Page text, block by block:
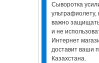
Сыворотка
важно защищать
и не
Интернет
доставит ваши
Казахстана.